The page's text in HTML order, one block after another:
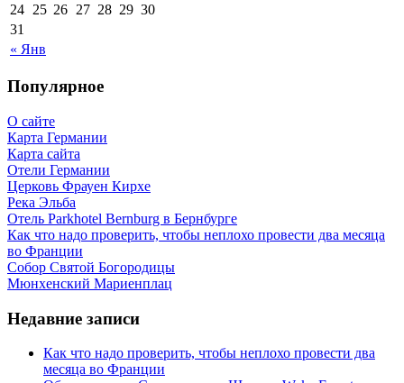
« Янв
24 25 26 27 28 29 30
31
Популярное
О сайте
Карта Германии
Карта сайта
Отели Германии
Церковь Фрауен Кирхе
Река Эльба
Отель Parkhotel Bernburg в Бернбурге
Как что надо проверить, чтобы неплохо провести два месяца
во Франции
Собор Святой Богородицы
Мюнхенский Мариенплац
Недавние записи
Как что надо проверить, чтобы неплохо провести два
месяца во Франции